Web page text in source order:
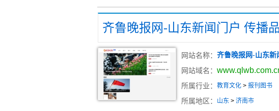
齐鲁晚报网-山东新闻门户 传播
网站名称： 齐鲁晚报网-山东新
网站域名：
所属行业： 教育文化 > 报刊图书
所属地区： 山东 > 济南市